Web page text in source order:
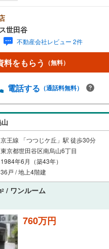
世田谷
不動産会社レビュー 2件
料をもらう （無料）
電話する （通話料無料）
京王線 「つつじケ丘」駅 徒歩30分
東京都世田谷区南烏山6丁目
1984年6月（築43年）
36戸 / 地上4階建
2 / ワンルーム
760万円